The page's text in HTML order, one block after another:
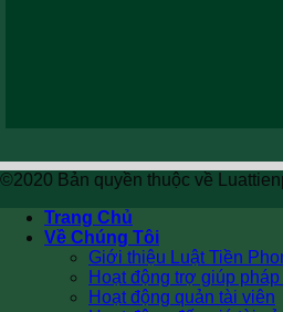
©2020 Bản quyền thuộc về
Trang Chủ
Về Chúng Tôi
Giới thiệu Luật Tiền
Hoạt động trợ giúp pháp
Hoạt động quản tài viên